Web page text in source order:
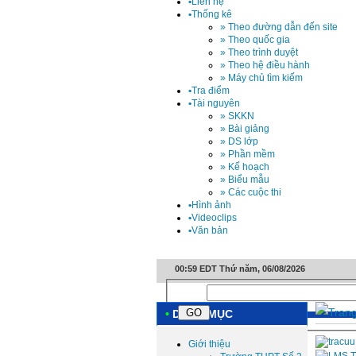
•Thống kê
» Theo đường dẫn đến site
» Theo quốc gia
» Theo trình duyệt
» Theo hệ điều hành
» Máy chủ tìm kiếm
•Tra điểm
•Tài nguyên
» SKKN
» Bài giảng
» DS lớp
» Phần mềm
» Kế hoạch
» Biểu mẫu
» Các cuộc thi
•Hình ảnh
•Videoclips
•Văn bản
00:59 EDT Thứ năm, 06/08/2026
• DANH MỤC
Giới thiệu